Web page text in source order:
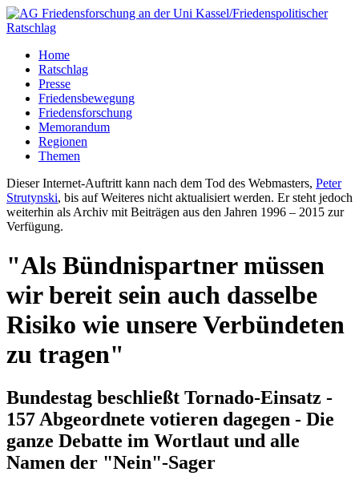
Home
Ratschlag
Presse
Friedensbewegung
Friedensforschung
Memorandum
Regionen
Themen
Dieser Internet-Auftritt kann nach dem Tod des Webmasters, Peter
Strutynski, bis auf Weiteres nicht aktualisiert werden. Er steht jedoch
weiterhin als Archiv mit Beiträgen aus den Jahren 1996 – 2015 zur
Verfügung.
"Als Bündnispartner müssen
wir bereit sein auch dasselbe
Risiko wie unsere Verbündeten
zu tragen"
Bundestag beschließt Tornado-Einsatz -
157 Abgeordnete votieren dagegen - Die
ganze Debatte im Wortlaut und alle
Namen der "Nein"-Sager